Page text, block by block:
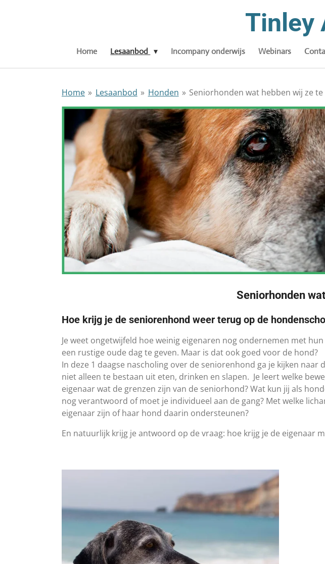
Tinley
Home Lesaanbod Incompany onderwijs Webinars
Home » Lesaanbod » Honden » Seniorhonden wat hebben wij ze
Seniorhonden
Hoe krijg je de seniorenhond weer terug op de
​Je weet ongetwijfeld hoe weinig eigenaren nog ondernemen met
een rustige oude dag te geven. Maar is dat ook goed voor de hond?
In deze 1 daagse nascholing over de seniorenhond ga je kijken
niet alleen te bestaan uit eten, drinken en slapen. Je leert welke
eigenaar wat de grenzen zijn van de seniorhond? Wat kun jij als
nog verantwoord of moet je individueel aan de gang? Met welke
eigenaar zijn of haar hond daarin ondersteunen?
En natuurlijk krijg je antwoord op de vraag: hoe krijg je de eigenaar